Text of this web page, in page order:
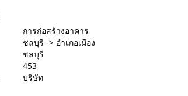
การก่อสร้างอาคาร
ชลบุรี -> อำเภอเมือง
ชลบุรี
453
บริษัท